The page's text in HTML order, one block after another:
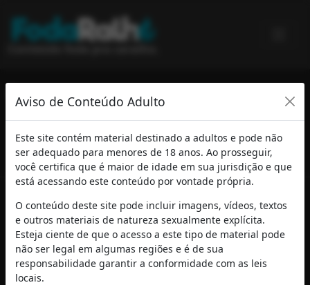
Aviso de Conteúdo Adulto
Este site contém material destinado a adultos e pode não
ser adequado para menores de 18 anos. Ao prosseguir,
você certifica que é maior de idade em sua jurisdição e que
está acessando este conteúdo por vontade própria.
O conteúdo deste site pode incluir imagens, vídeos, textos
e outros materiais de natureza sexualmente explícita.
Esteja ciente de que o acesso a este tipo de material pode
não ser legal em algumas regiões e é de sua
responsabilidade garantir a conformidade com as leis
locais.
Ass
3 2000
© 2026 - fodaralho.com
Termos de Uso e Privacidade